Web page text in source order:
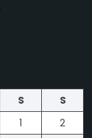
S
S
1
2